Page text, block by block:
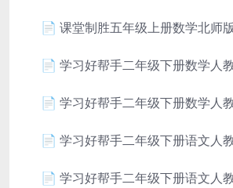
📄 课堂制胜五年级上册数学北师
📄 学习好帮手二年级下册数学人
📄 学习好帮手二年级下册数学人
📄 学习好帮手二年级下册语文人
📄 学习好帮手二年级下册语文人